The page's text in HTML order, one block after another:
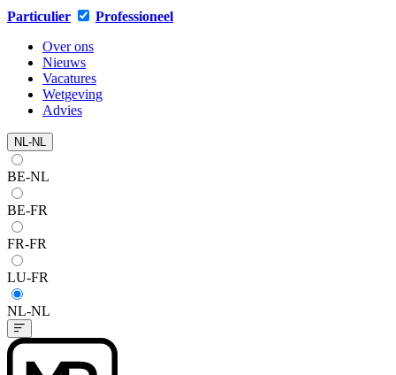
Particulier
Professioneel
Over ons
Nieuws
Vacatures
Wetgeving
Advies
NL-NL
BE-NL
BE-FR
FR-FR
LU-FR
NL-NL